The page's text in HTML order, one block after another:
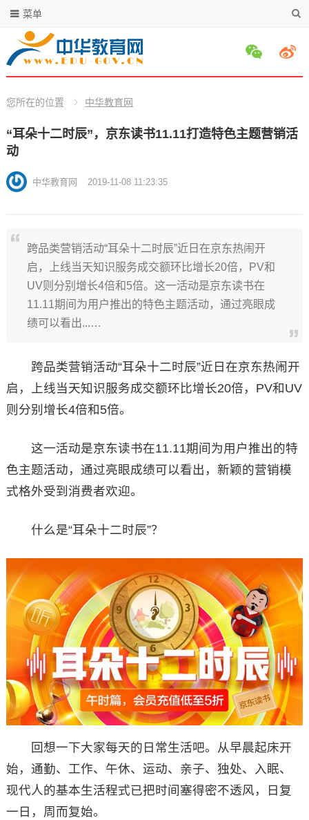
菜单
您所在的位置 中华教育网
“耳朵十二时辰”，京东读书11.11打造特色主题营销活
动
中华教育网 2019-11-08 11:23:35
跨品类营销活动“耳朵十二时辰”近日在京东热闹开
启，上线当天知识服务成交额环比增长20倍，PV和
UV则分别增长4倍和5倍。这一活动是京东读书在
11.11期间为用户推出的特色主题活动，通过亮眼成
绩可以看出...…
跨品类营销活动“耳朵十二时辰”近日在京东热闹开
启，上线当天知识服务成交额环比增长20倍，PV和UV
则分别增长4倍和5倍。
这一活动是京东读书在11.11期间为用户推出的特
色主题活动，通过亮眼成绩可以看出，新颖的营销模
式格外受到消费者欢迎。
什么是“耳朵十二时辰”？
回想一下大家每天的日常生活吧。从早晨起床开
始，通勤、工作、午休、运动、亲子、独处、入眠、
现代人的基本生活程式已把时间塞得密不透风，日复
一日，周而复始。